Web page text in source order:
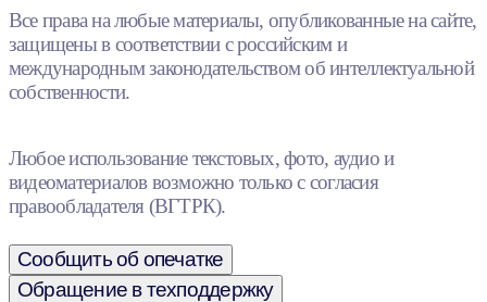
Все права на любые материалы, опубликованные на сайте,
защищены в соответствии с российским и
международным законодательством об интеллектуальной
собственности.
Любое использование текстовых, фото, аудио и
видеоматериалов возможно только с согласия
правообладателя (ВГТРК).
Сообщить об опечатке
Обращение в техподдержку